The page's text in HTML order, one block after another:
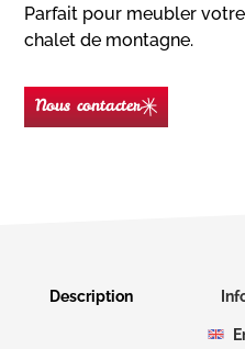
Parfait pour meubler
chalet de montagne.
Nous contacter
Description